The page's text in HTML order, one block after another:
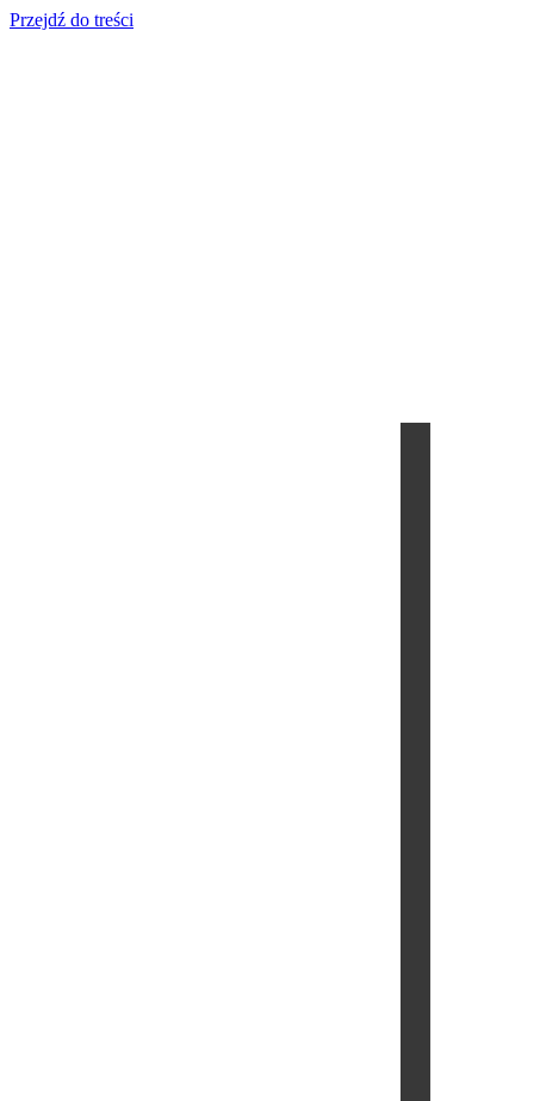
Przejdź do treści